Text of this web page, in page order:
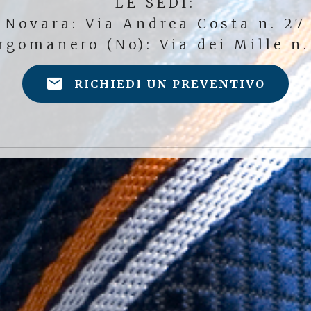
Novara: Via Andrea Costa n. 27
(No): Via dei Mille n.
RICHIEDI UN PREVENTIVO